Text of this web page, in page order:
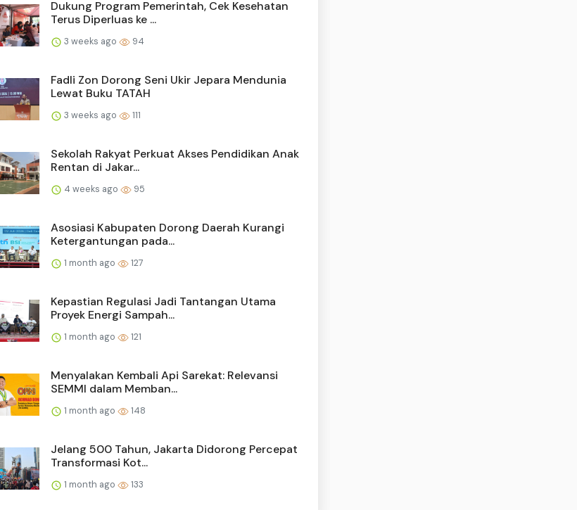
Dukung Program Pemerintah, Cek Kesehatan
Terus Diperluas ke ...
3 weeks ago 94
Fadli Zon Dorong Seni Ukir Jepara Mendunia
Lewat Buku TATAH
3 weeks ago 111
Sekolah Rakyat Perkuat Akses Pendidikan Anak
Rentan di Jakar...
4 weeks ago 95
Asosiasi Kabupaten Dorong Daerah Kurangi
Ketergantungan pada...
1 month ago 127
Kepastian Regulasi Jadi Tantangan Utama
Proyek Energi Sampah...
1 month ago 121
Menyalakan Kembali Api Sarekat: Relevansi
SEMMI dalam Memban...
1 month ago 148
Jelang 500 Tahun, Jakarta Didorong Percepat
Transformasi Kot...
1 month ago 133